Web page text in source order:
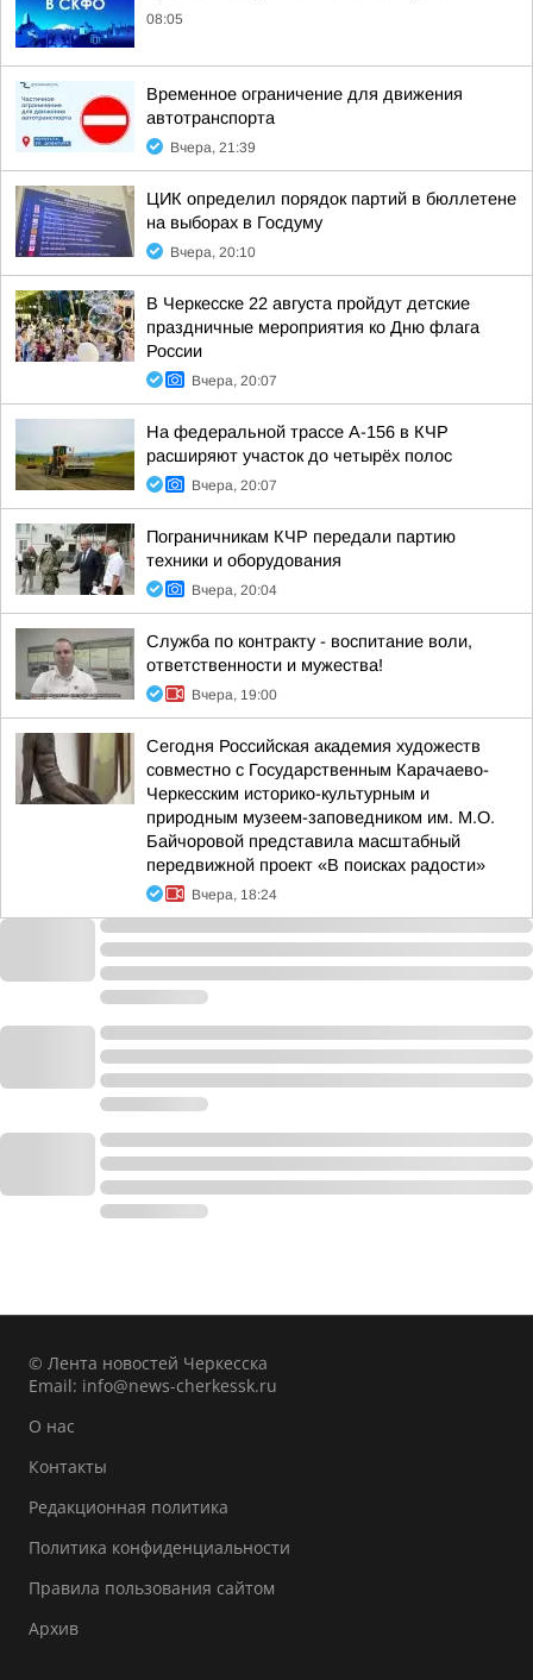
08:05
Временное ограничение для движения
автотранспорта
Вчера, 21:39
ЦИК определил порядок партий в бюллетене
на выборах в Госдуму
Вчера, 20:10
В Черкесске 22 августа пройдут детские
праздничные мероприятия ко Дню флага
России
Вчера, 20:07
На федеральной трассе А-156 в КЧР
расширяют участок до четырёх полос
Вчера, 20:07
Пограничникам КЧР передали партию
техники и оборудования
Вчера, 20:04
Служба по контракту - воспитание воли,
ответственности и мужества!
Вчера, 19:00
Сегодня Российская академия художеств
совместно с Государственным Карачаево-
Черкесским историко-культурным и
природным музеем-заповедником им. М.О.
Байчоровой представила масштабный
передвижной проект «В поисках радости»
Вчера, 18:24
© Лента новостей Черкесска
Email: info@news-cherkessk.ru
О нас
Контакты
Редакционная политика
Политика конфиденциальности
Правила пользования сайтом
Архив